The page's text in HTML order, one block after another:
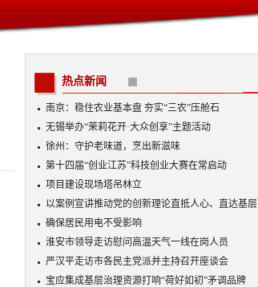
热点新闻
南京：稳住农业基本盘 夯实“三农”压舱石
无锡举办“茉莉花开·大众创享”主题活动
徐州：守护老味道，烹出新滋味
第十四届“创业江苏”科技创业大赛在常启动
项目建设现场塔吊林立
以案例宣讲推动党的创新理论直抵人心、直达基层
“理”响新时代，南通“传”有方
确保居民用电不受影响
淮安市领导走访慰问高温天气一线在岗人员
严汉平走访市各民主党派并主持召开座谈会
宝应集成基层治理资源打响“荷好如初”矛调品牌